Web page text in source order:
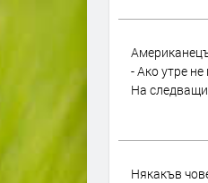
- Ако утре
На
Някакъв